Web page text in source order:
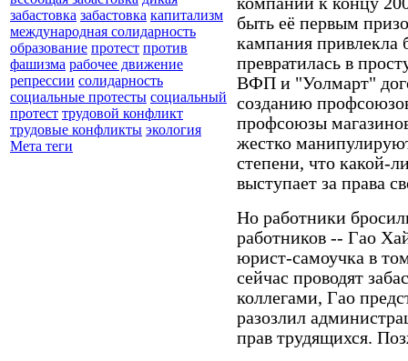
забастовка забастовка капитализм
международная солидарность
образование протест против
фашизма рабочее движение
репрессии солидарность
социальные протесты социальный
протест трудовой конфликт
трудовые конфликты экология
Мета теги
быть её первым
кампания привлекла
превратилась в
ВФП и "Уолмарт"
созданию
профсоюзы
жестко
степени, что какой-
выступает за права
Но работники
работников -- Гао
юрист-самоучка в
сейчас проводят
коллегами, Гао
разозлил
прав трудящихся.